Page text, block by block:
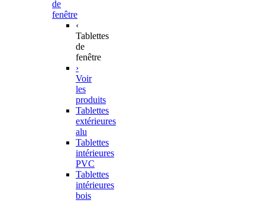
de
fenêtre
‹
Tablettes
de
fenêtre
›
Voir
les
produits
Tablettes
extérieures
alu
Tablettes
intérieures
PVC
Tablettes
intérieures
bois